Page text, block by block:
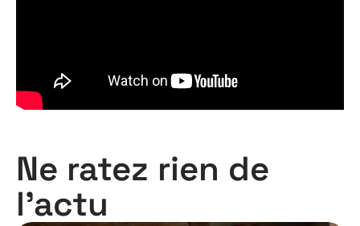
Ne ratez rien de
l'actu